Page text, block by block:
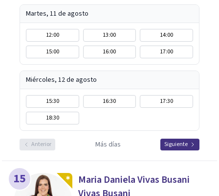
Martes, 11 de agosto
12:00 13:00
14:00
15:00
16:00 17:00
Miércoles, 12 de agosto
15:30 16:30
17:30
18:30
Anterior Más días Siguiente
15
Maria Daniela Vivas Busani